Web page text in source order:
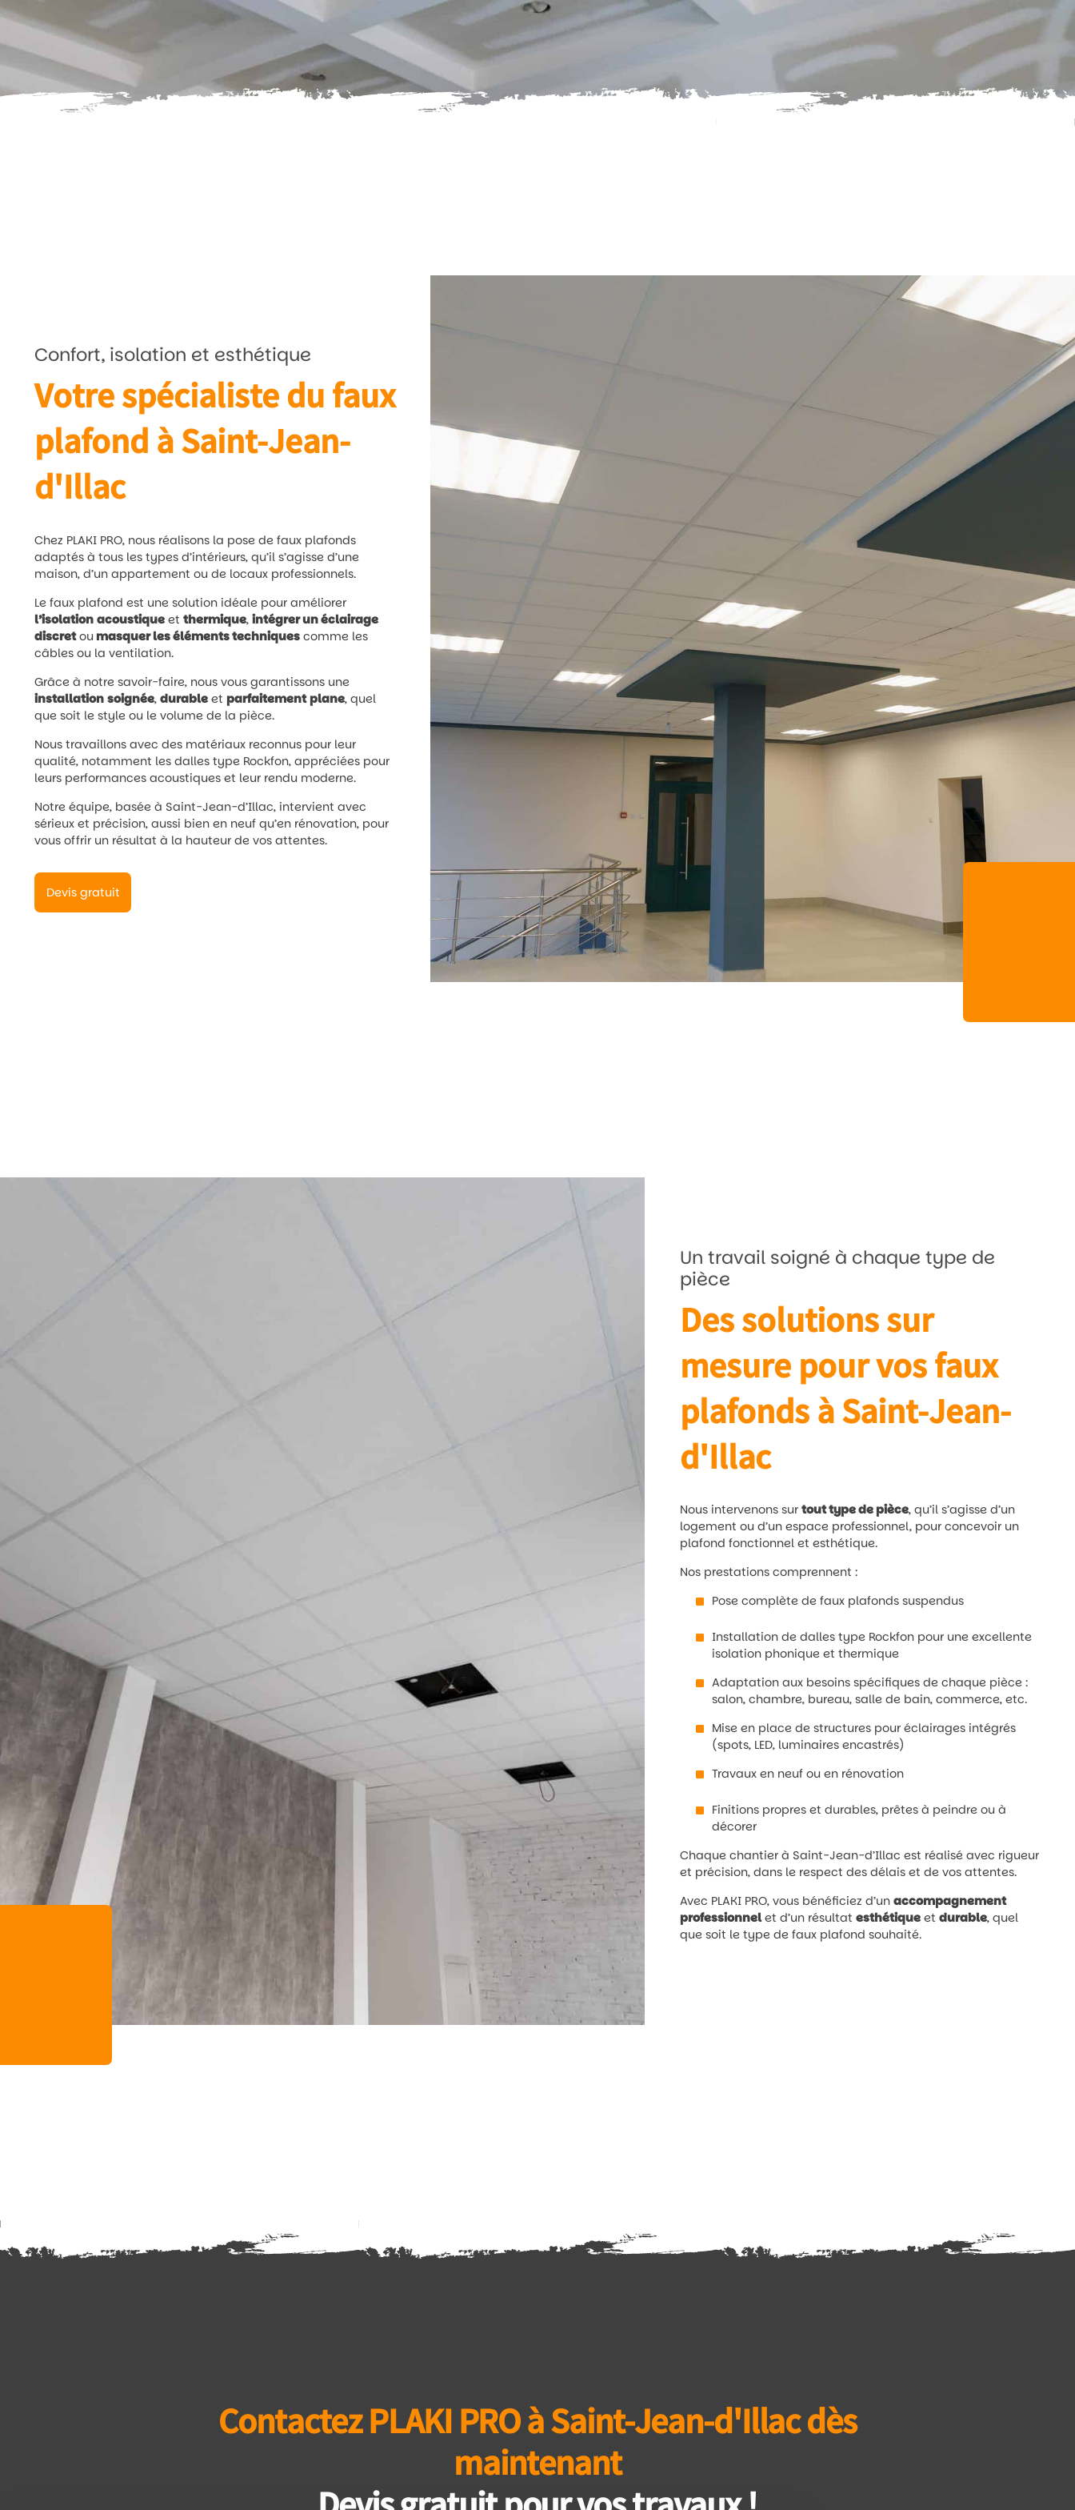
Confort, isolation et esthétique
Votre spécialiste du faux
plafond à Saint-Jean-
d'Illac
Chez PLAKI PRO, nous réalisons la pose de faux plafonds
adaptés à tous les types d’intérieurs, qu’il s’agisse d’une
maison, d’un appartement ou de locaux professionnels.
Le faux plafond est une solution idéale pour améliorer
l’isolation acoustique etthermique,intégrer un éclairage
discretou masquer les éléments techniques comme les
câbles ou la ventilation.
Grâce à notre savoir-faire, nous vous garantissons une
installation soignée,durable et parfaitement plane, quel
que soit le style ou le volume de la pièce.
Nous travaillons avec des matériaux reconnus pour leur
qualité, notamment les dalles type Rockfon, appréciées pour
leurs performances acoustiques et leur rendu moderne.
Notre équipe, basée à Saint-Jean-d’Illac, intervient avec
sérieux et précision, aussi bien en neuf qu’en rénovation, pour
vous offrir un résultat à la hauteur de vos attentes.
Devis gratuit
Un travail soigné à chaque type de
pièce
Des solutions sur
mesure pour vos faux
plafonds à Saint-Jean-
d'Illac
Nous intervenons sur tout type de pièce, qu’il s’agisse d’un
logement ou d’un espace professionnel, pour concevoir un
plafond fonctionnel et esthétique.
Nos prestations comprennent :
Pose complète de faux plafonds suspendus
Installation de dalles type Rockfon pour une excellente
isolation phonique et thermique
Adaptation aux besoins spécifiques de chaque pièce :
salon, chambre, bureau, salle de bain, commerce, etc.
Mise en place de structures pour éclairages intégrés
(spots, LED, luminaires encastrés)
Travaux en neuf ou en rénovation
Finitions propres et durables, prêtes à peindre ou à
décorer
Chaque chantier à Saint-Jean-d’Illac est réalisé avec rigueur
et précision, dans le respect des délais et de vos attentes.
Avec PLAKI PRO, vous bénéficiez d’un accompagnement
professionnelet d’un résultat esthétiqueet durable, quel
que soit le type de faux plafond souhaité.
Contactez PLAKI PRO à Saint-Jean-d'Illac dès
maintenant